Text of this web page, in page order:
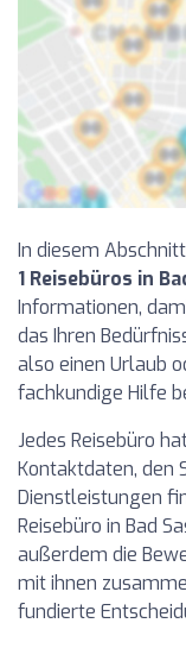
In diesem
1 Reisebüros in
Informationen,
das Ihren
also einen Urlaub
fachkundige Hilfe
Jedes Reisebüro
Kontaktdaten, den
Dienstleistungen
Reisebüro in Bad
außerdem die
mit ihnen
fundierte